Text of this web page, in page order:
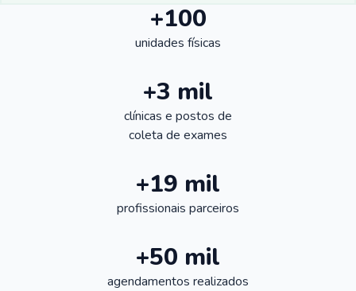
+100
unidades físicas
+3 mil
clínicas e postos de
coleta de exames
+19 mil
profissionais parceiros
+50 mil
agendamentos realizados